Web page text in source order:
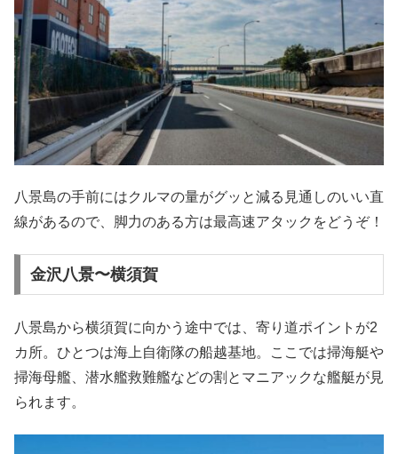
八景島の手前にはクルマの量がグッと減る見通しのいい直
線があるので、脚力のある方は最高速アタックをどうぞ！
金沢八景〜横須賀
八景島から横須賀に向かう途中では、寄り道ポイントが2
カ所。ひとつは海上自衛隊の船越基地。ここでは掃海艇や
掃海母艦、潜水艦救難艦などの割とマニアックな艦艇が見
られます。